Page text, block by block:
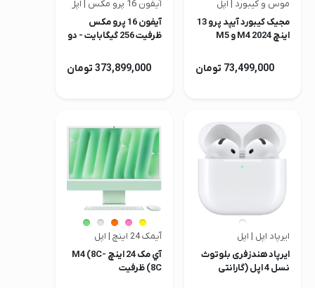
موس و کیبورد | اپل
مجیک کیبورد آیپد پرو 13
اینچ M4 2024 و M5
73,499,000 تومان
آیفون 16 پرو مکس | اپل
آیفون 16 پرو مکس
ظرفیت 256 گیگابایت - دو
373,899,000 تومان
ایرپاد اپل | اپل
ایرپاد هندزفری بلوتوث
نسل 4 اپل (گارانتی
آیمک 24 اینچ | اپل
آي مک 24 اینچ M4 (8C-
8C) ظرفیت